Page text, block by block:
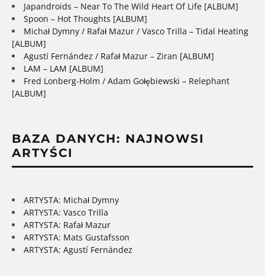
Japandroids – Near To The Wild Heart Of Life [ALBUM]
Spoon – Hot Thoughts [ALBUM]
Michał Dymny / Rafał Mazur / Vasco Trilla – Tidal Heating
[ALBUM]
Agustí Fernández / Rafał Mazur – Ziran [ALBUM]
LAM – LAM [ALBUM]
Fred Lonberg-Holm / Adam Gołębiewski – Relephant
[ALBUM]
BAZA DANYCH: NAJNOWSI
ARTYŚCI
ARTYSTA: Michał Dymny
ARTYSTA: Vasco Trilla
ARTYSTA: Rafał Mazur
ARTYSTA: Mats Gustafsson
ARTYSTA: Agustí Fernández